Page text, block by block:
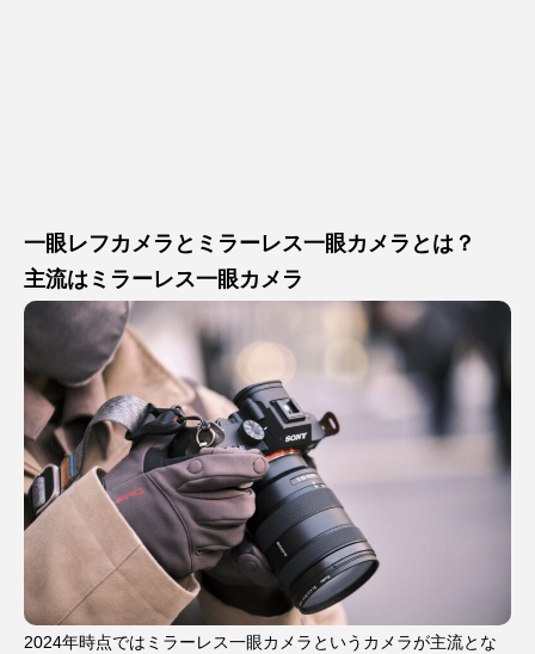
一眼レフカメラとミラーレス一眼カメラとは？
主流はミラーレス一眼カメラ
2024年時点ではミラーレス一眼カメラというカメラが主流とな